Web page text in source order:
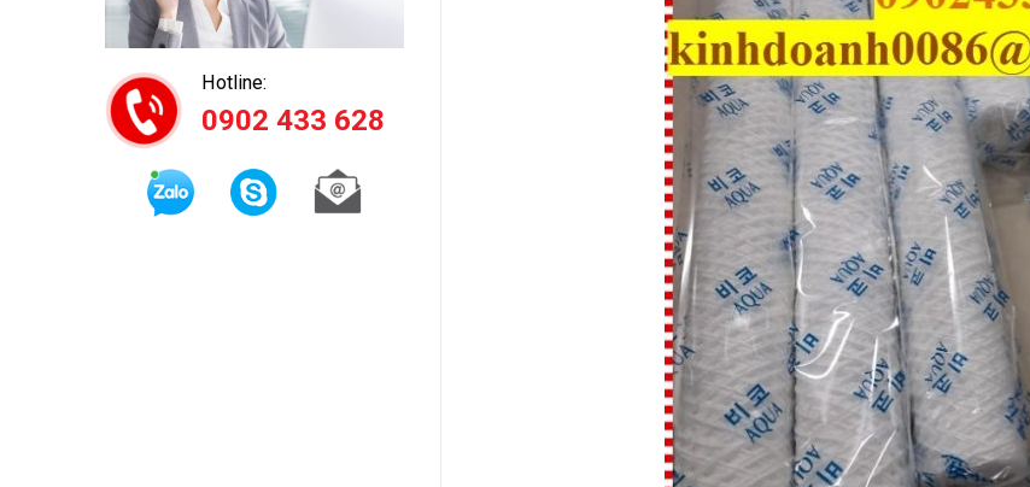
Hotline:
0902 433 628